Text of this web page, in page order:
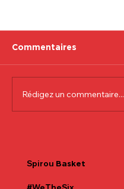
Commentaires
Rédigez un commentaire...
Spirou Basket
#WeTheSix